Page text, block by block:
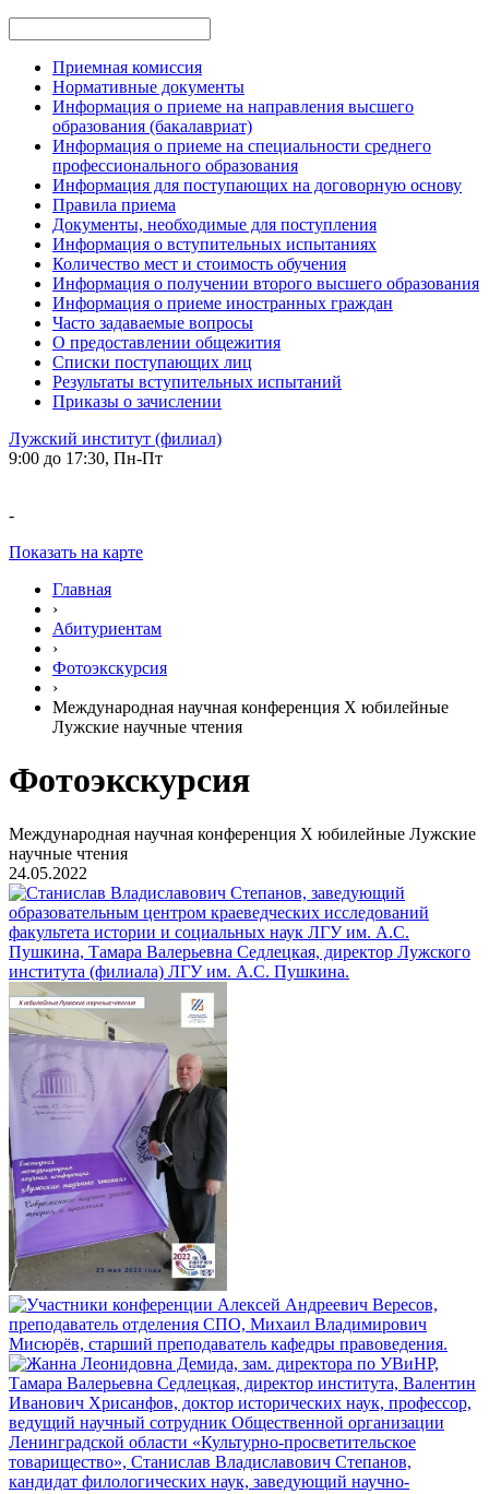
Приемная комиссия
Нормативные документы
Информация о приеме на направления высшего
образования (бакалавриат)
Информация о приеме на специальности среднего
профессионального образования
Информация для поступающих на договорную основу
Правила приема
Документы, необходимые для поступления
Информация о вступительных испытаниях
Количество мест и стоимость обучения
Информация о получении второго высшего образования
Информация о приеме иностранных граждан
Часто задаваемые вопросы
О предоставлении общежития
Списки поступающих лиц
Результаты вступительных испытаний
Приказы о зачислении
Лужский институт (филиал)
9:00 до 17:30, Пн-Пт
-
Показать на карте
Главная
›
Абитуриентам
›
Фотоэкскурсия
›
Международная научная конференция X юбилейные
Лужские научные чтения
Фотоэкскурсия
Международная научная конференция X юбилейные Лужские
научные чтения
24.05.2022